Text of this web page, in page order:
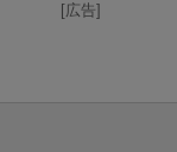
[広告]